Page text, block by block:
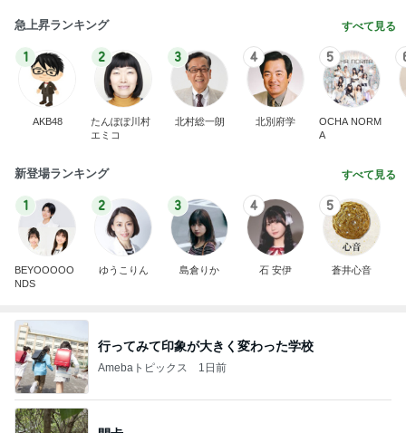
急上昇ランキング すべて見る
1
AKB48
2
たんぽぽ川村
エミコ
3
北村総一朗
4
北別府学
5
OCHA NORM
A
新登場ランキング すべて見る
1
BEYOOOOO
NDS
2
ゆうこりん
3
島倉りか
4
石 安伊
5
蒼井心音
行ってみて印象が大きく変わった学校
Amebaトピックス 1日前